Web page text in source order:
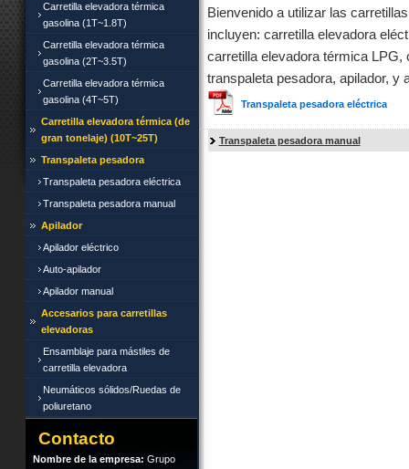
Carretilla elevadora térmica
gasolina (1T~1.8T)
Carretilla elevadora térmica
gasolina (2T~3.5T)
Carretilla elevadora térmica
gasolina (4T~5T)
Carretilla elevadora térmica (de
gran tonelaje) (10T~25T)
Transpaleta pesadora
Transpaleta pesadora eléctrica
Transpaleta pesadora manual
Apilador
Apilador eléctrico
Auto-apilador
Apilador manual
Accesarios para carretillas
elevadoras
Ensamblaje para mástiles de
carretilla elevadora
Neumáticos sólidos/Ruedas de
poliuretano
Contacto
Nombre de la empresa: Grupo
Bienvenido a utilizar las
incluyen: carretilla elevadora
carretilla elevadora térmica LPG,
transpaleta pesadora, apilador, y
Transpaleta pesadora eléctrica
Transpaleta pesadora manual